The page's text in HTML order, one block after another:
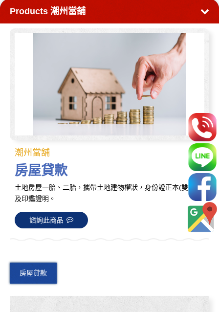
Products 潮州當舖
潮州當舖
房屋貸款
土地房屋一胎、二胎，攜帶土地建物權狀，身份證正本(雙證件)
及印鑑證明。
諮詢此商品
房屋貸款